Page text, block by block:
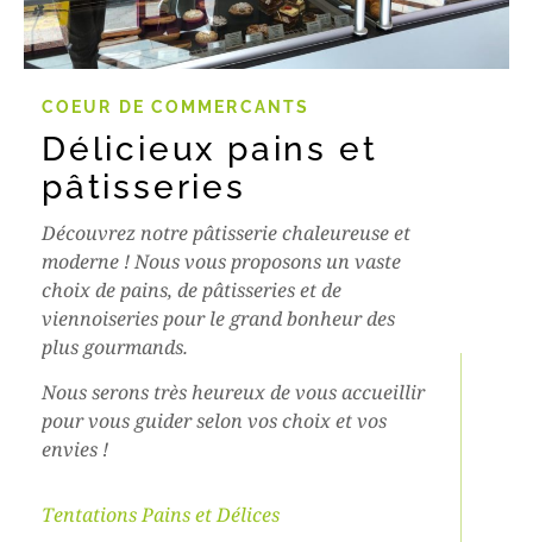
COEUR DE COMMERCANTS
Délicieux pains et
pâtisseries
Découvrez notre pâtisserie chaleureuse et
moderne ! Nous vous proposons un vaste
choix de pains, de pâtisseries et de
viennoiseries pour le grand bonheur des
plus gourmands.
Nous serons très heureux de vous accueillir
pour vous guider selon vos choix et vos
envies !
Tentations Pains et Délices